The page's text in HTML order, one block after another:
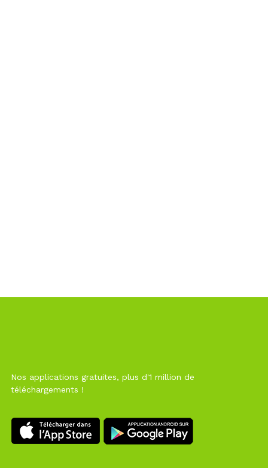
Nos applications gratuites, plus d'1 million de
téléchargements !